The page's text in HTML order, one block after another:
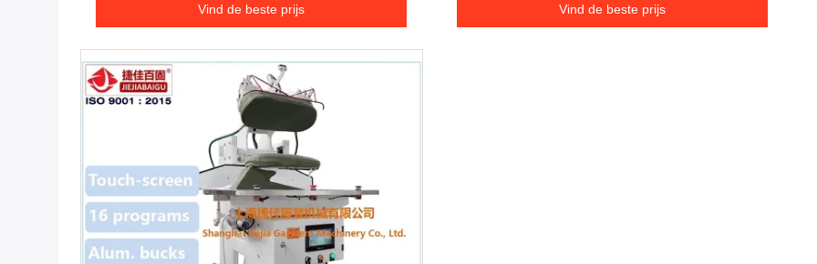
Vind de beste prijs Vind de beste prijs